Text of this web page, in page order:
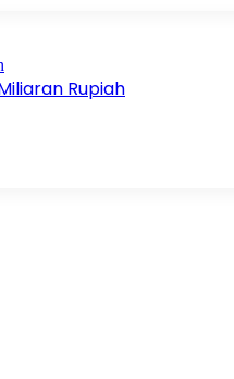
Rupiah